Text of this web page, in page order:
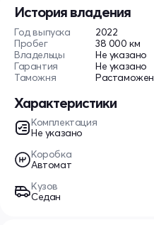
История владения
Год выпуска
2022
Пробег
38 000 км
Владельцы
Не указано
Гарантия
Не указано
Таможня
Растаможен
Характеристики
Комплектация
Не указано
Коробка
Автомат
Кузов
Седан